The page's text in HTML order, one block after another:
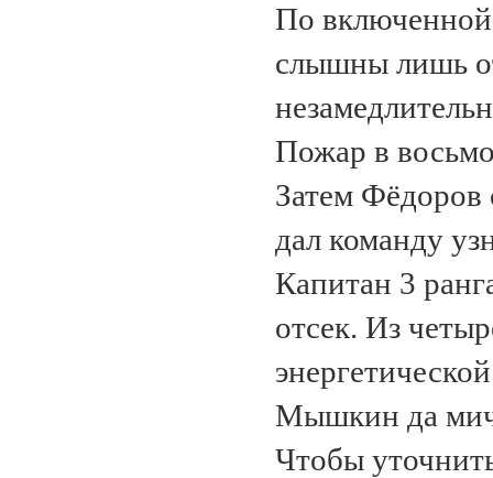
По включенной
слышны лишь
Пожар в
Затем Фёдоров
дал команду
Капитан 3
отсек. Из
Мышкин да
Чтобы